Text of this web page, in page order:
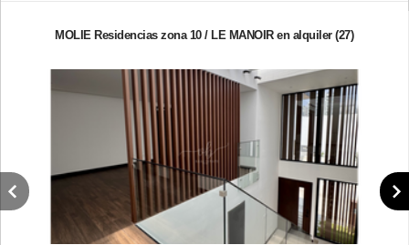
MOLIE Residencias zona 10 / LE MANOIR en alquiler (27)